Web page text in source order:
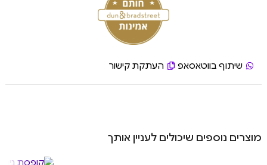
שיתוף בווטאסאפ העתקת קישור
מוצרים נוספים שיכולים לעניין אותך